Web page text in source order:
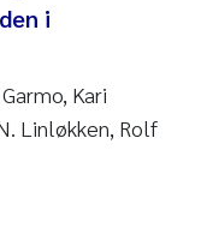
i
Kari
Linløkken, Rolf